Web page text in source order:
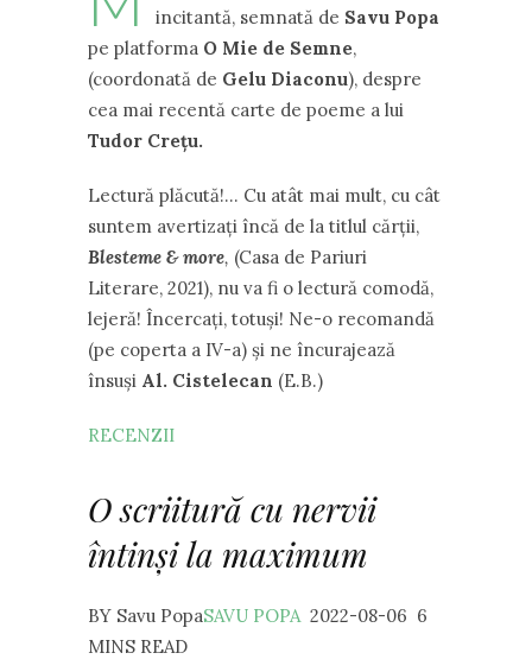
incitantă, semnată de Savu Popa
pe platforma O Mie de Semne,
(coordonată de Gelu Diaconu), despre
cea mai recentă carte de poeme a lui
Tudor Crețu.
Lectură plăcută!… Cu atât mai mult, cu cât
suntem avertizați încă de la titlul cărţii,
Blesteme & more, (Casa de Pariuri
Literare, 2021), nu va fi o lectură comodă,
lejeră! Încercați, totuși! Ne-o recomandă
(pe coperta a IV-a) și ne încurajează
însuși Al. Cistelecan (E.B.)
RECENZII
O scriitură cu nervii
întinși la maximum
BY Savu PopaSAVU POPA2022-08-06 6
MINS READ